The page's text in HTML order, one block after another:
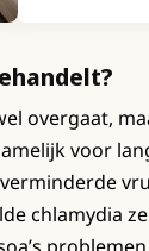
overgaat,
voor
chlamydia